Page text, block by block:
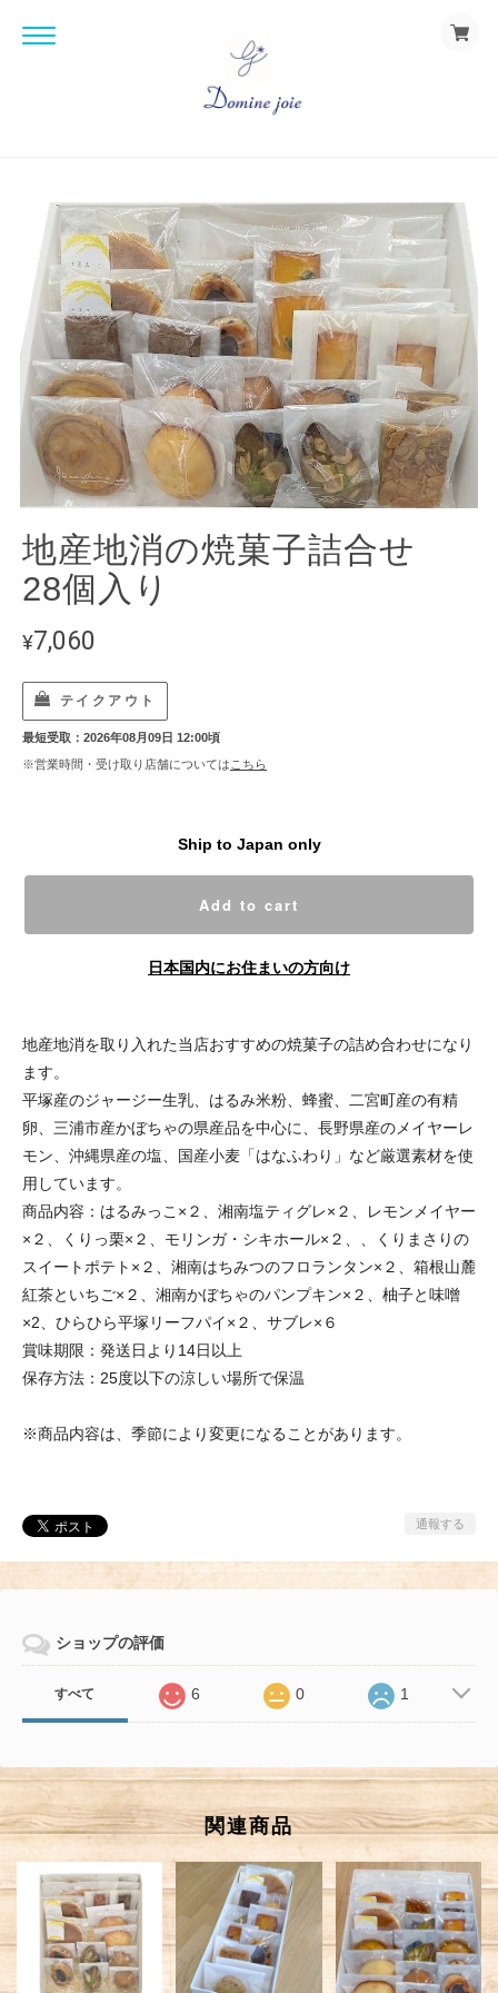
地産地消の焼菓子詰合せ
28個入り
¥7,060
テイクアウト
最短受取：2026年08月09日 12:00頃
※営業時間・受け取り店舗については こちら
Ship to Japan only
Add to cart
日本国内にお住まいの方向け
地産地消を取り入れた当店おすすめの焼菓子の詰め合わせになり
ます。
平塚産のジャージー生乳、はるみ米粉、蜂蜜、二宮町産の有精
卵、三浦市産かぼちゃの県産品を中心に、長野県産のメイヤーレ
モン、沖縄県産の塩、国産小麦「はなふわり」など厳選素材を使
用しています。
商品内容：はるみっこ×２、湘南塩ティグレ×２、レモンメイヤー
×２、くりっ栗×２、モリンガ・シキホール×２、、くりまさりの
スイートポテト×２、湘南はちみつのフロランタン×２、箱根山麓
紅茶といちご×２、湘南かぼちゃのパンプキン×２、柚子と味噌
×2、ひらひら平塚リーフパイ×２、サブレ×６
賞味期限：発送日より14日以上
保存方法：25度以下の涼しい場所で保温
※商品内容は、季節により変更になることがあります。
通報する
ショップの評価
すべて 6 0 1
関連商品